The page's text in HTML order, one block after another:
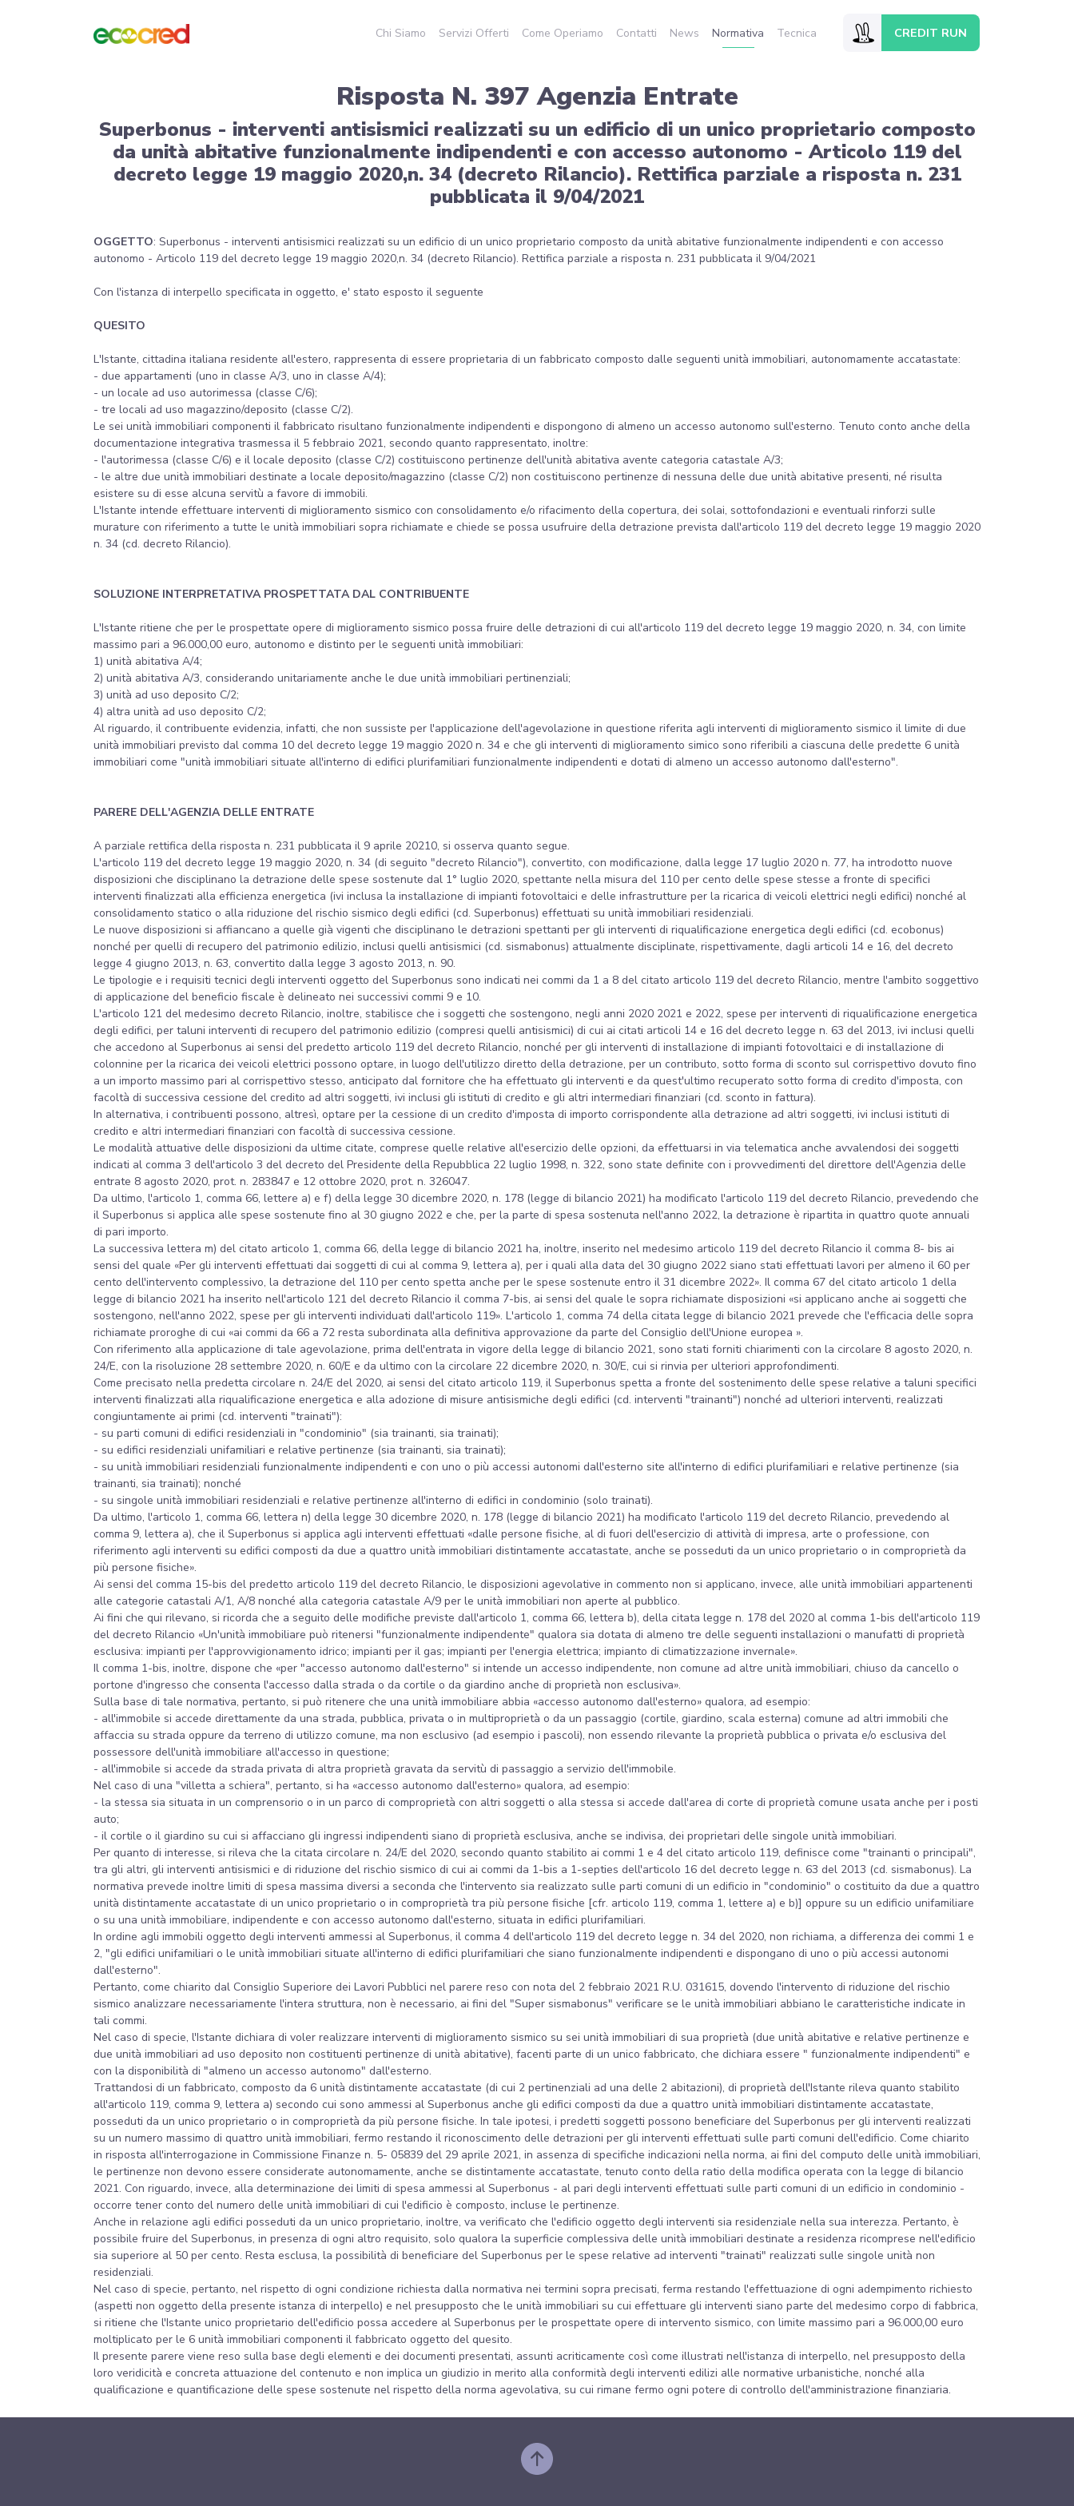
Chi Siamo Servizi Offerti Come Operiamo Contatti News Normativa Tecnica CREDIT RUN
Risposta N. 397 Agenzia Entrate
Superbonus - interventi antisismici realizzati su un edificio di un unico proprietario composto
da unità abitative funzionalmente indipendenti e con accesso autonomo - Articolo 119 del
decreto legge 19 maggio 2020,n. 34 (decreto Rilancio). Rettifica parziale a risposta n. 231
pubblicata il 9/04/2021
OGGETTO: Superbonus - interventi antisismici realizzati su un edificio di un unico proprietario composto da unità abitative funzionalmente indipendenti e con accesso
autonomo - Articolo 119 del decreto legge 19 maggio 2020,n. 34 (decreto Rilancio). Rettifica parziale a risposta n. 231 pubblicata il 9/04/2021
Con l'istanza di interpello specificata in oggetto, e' stato esposto il seguente
QUESITO
L'Istante, cittadina italiana residente all'estero, rappresenta di essere proprietaria di un fabbricato composto dalle seguenti unità immobiliari, autonomamente accatastate:
- due appartamenti (uno in classe A/3, uno in classe A/4);
- un locale ad uso autorimessa (classe C/6);
- tre locali ad uso magazzino/deposito (classe C/2).
Le sei unità immobiliari componenti il fabbricato risultano funzionalmente indipendenti e dispongono di almeno un accesso autonomo sull'esterno. Tenuto conto anche della
documentazione integrativa trasmessa il 5 febbraio 2021, secondo quanto rappresentato, inoltre:
- l'autorimessa (classe C/6) e il locale deposito (classe C/2) costituiscono pertinenze dell'unità abitativa avente categoria catastale A/3;
- le altre due unità immobiliari destinate a locale deposito/magazzino (classe C/2) non costituiscono pertinenze di nessuna delle due unità abitative presenti, né risulta
esistere su di esse alcuna servitù a favore di immobili.
L'Istante intende effettuare interventi di miglioramento sismico con consolidamento e/o rifacimento della copertura, dei solai, sottofondazioni e eventuali rinforzi sulle
murature con riferimento a tutte le unità immobiliari sopra richiamate e chiede se possa usufruire della detrazione prevista dall'articolo 119 del decreto legge 19 maggio 2020
n. 34 (cd. decreto Rilancio).
SOLUZIONE INTERPRETATIVA PROSPETTATA DAL CONTRIBUENTE
L'Istante ritiene che per le prospettate opere di miglioramento sismico possa fruire delle detrazioni di cui all'articolo 119 del decreto legge 19 maggio 2020, n. 34, con limite
massimo pari a 96.000,00 euro, autonomo e distinto per le seguenti unità immobiliari:
1) unità abitativa A/4;
2) unità abitativa A/3, considerando unitariamente anche le due unità immobiliari pertinenziali;
3) unità ad uso deposito C/2;
4) altra unità ad uso deposito C/2;
Al riguardo, il contribuente evidenzia, infatti, che non sussiste per l'applicazione dell'agevolazione in questione riferita agli interventi di miglioramento sismico il limite di due
unità immobiliari previsto dal comma 10 del decreto legge 19 maggio 2020 n. 34 e che gli interventi di miglioramento simico sono riferibili a ciascuna delle predette 6 unità
immobiliari come "unità immobiliari situate all'interno di edifici plurifamiliari funzionalmente indipendenti e dotati di almeno un accesso autonomo dall'esterno".
PARERE DELL'AGENZIA DELLE ENTRATE
A parziale rettifica della risposta n. 231 pubblicata il 9 aprile 20210, si osserva quanto segue.
L'articolo 119 del decreto legge 19 maggio 2020, n. 34 (di seguito "decreto Rilancio"), convertito, con modificazione, dalla legge 17 luglio 2020 n. 77, ha introdotto nuove
disposizioni che disciplinano la detrazione delle spese sostenute dal 1° luglio 2020, spettante nella misura del 110 per cento delle spese stesse a fronte di specifici
interventi finalizzati alla efficienza energetica (ivi inclusa la installazione di impianti fotovoltaici e delle infrastrutture per la ricarica di veicoli elettrici negli edifici) nonché al
consolidamento statico o alla riduzione del rischio sismico degli edifici (cd. Superbonus) effettuati su unità immobiliari residenziali.
Le nuove disposizioni si affiancano a quelle già vigenti che disciplinano le detrazioni spettanti per gli interventi di riqualificazione energetica degli edifici (cd. ecobonus)
nonché per quelli di recupero del patrimonio edilizio, inclusi quelli antisismici (cd. sismabonus) attualmente disciplinate, rispettivamente, dagli articoli 14 e 16, del decreto
legge 4 giugno 2013, n. 63, convertito dalla legge 3 agosto 2013, n. 90.
Le tipologie e i requisiti tecnici degli interventi oggetto del Superbonus sono indicati nei commi da 1 a 8 del citato articolo 119 del decreto Rilancio, mentre l'ambito soggettivo
di applicazione del beneficio fiscale è delineato nei successivi commi 9 e 10.
L'articolo 121 del medesimo decreto Rilancio, inoltre, stabilisce che i soggetti che sostengono, negli anni 2020 2021 e 2022, spese per interventi di riqualificazione energetica
degli edifici, per taluni interventi di recupero del patrimonio edilizio (compresi quelli antisismici) di cui ai citati articoli 14 e 16 del decreto legge n. 63 del 2013, ivi inclusi quelli
che accedono al Superbonus ai sensi del predetto articolo 119 del decreto Rilancio, nonché per gli interventi di installazione di impianti fotovoltaici e di installazione di
colonnine per la ricarica dei veicoli elettrici possono optare, in luogo dell'utilizzo diretto della detrazione, per un contributo, sotto forma di sconto sul corrispettivo dovuto fino
a un importo massimo pari al corrispettivo stesso, anticipato dal fornitore che ha effettuato gli interventi e da quest'ultimo recuperato sotto forma di credito d'imposta, con
facoltà di successiva cessione del credito ad altri soggetti, ivi inclusi gli istituti di credito e gli altri intermediari finanziari (cd. sconto in fattura).
In alternativa, i contribuenti possono, altresì, optare per la cessione di un credito d'imposta di importo corrispondente alla detrazione ad altri soggetti, ivi inclusi istituti di
credito e altri intermediari finanziari con facoltà di successiva cessione.
Le modalità attuative delle disposizioni da ultime citate, comprese quelle relative all'esercizio delle opzioni, da effettuarsi in via telematica anche avvalendosi dei soggetti
indicati al comma 3 dell'articolo 3 del decreto del Presidente della Repubblica 22 luglio 1998, n. 322, sono state definite con i provvedimenti del direttore dell'Agenzia delle
entrate 8 agosto 2020, prot. n. 283847 e 12 ottobre 2020, prot. n. 326047.
Da ultimo, l'articolo 1, comma 66, lettere a) e f) della legge 30 dicembre 2020, n. 178 (legge di bilancio 2021) ha modificato l'articolo 119 del decreto Rilancio, prevedendo che
il Superbonus si applica alle spese sostenute fino al 30 giugno 2022 e che, per la parte di spesa sostenuta nell'anno 2022, la detrazione è ripartita in quattro quote annuali
di pari importo.
La successiva lettera m) del citato articolo 1, comma 66, della legge di bilancio 2021 ha, inoltre, inserito nel medesimo articolo 119 del decreto Rilancio il comma 8- bis ai
sensi del quale «Per gli interventi effettuati dai soggetti di cui al comma 9, lettera a), per i quali alla data del 30 giugno 2022 siano stati effettuati lavori per almeno il 60 per
cento dell'intervento complessivo, la detrazione del 110 per cento spetta anche per le spese sostenute entro il 31 dicembre 2022». Il comma 67 del citato articolo 1 della
legge di bilancio 2021 ha inserito nell'articolo 121 del decreto Rilancio il comma 7-bis, ai sensi del quale le sopra richiamate disposizioni «si applicano anche ai soggetti che
sostengono, nell'anno 2022, spese per gli interventi individuati dall'articolo 119». L'articolo 1, comma 74 della citata legge di bilancio 2021 prevede che l'efficacia delle sopra
richiamate proroghe di cui «ai commi da 66 a 72 resta subordinata alla definitiva approvazione da parte del Consiglio dell'Unione europea ».
Con riferimento alla applicazione di tale agevolazione, prima dell'entrata in vigore della legge di bilancio 2021, sono stati forniti chiarimenti con la circolare 8 agosto 2020, n.
24/E, con la risoluzione 28 settembre 2020, n. 60/E e da ultimo con la circolare 22 dicembre 2020, n. 30/E, cui si rinvia per ulteriori approfondimenti.
Come precisato nella predetta circolare n. 24/E del 2020, ai sensi del citato articolo 119, il Superbonus spetta a fronte del sostenimento delle spese relative a taluni specifici
interventi finalizzati alla riqualificazione energetica e alla adozione di misure antisismiche degli edifici (cd. interventi "trainanti") nonché ad ulteriori interventi, realizzati
congiuntamente ai primi (cd. interventi "trainati"):
- su parti comuni di edifici residenziali in "condominio" (sia trainanti, sia trainati);
- su edifici residenziali unifamiliari e relative pertinenze (sia trainanti, sia trainati);
- su unità immobiliari residenziali funzionalmente indipendenti e con uno o più accessi autonomi dall'esterno site all'interno di edifici plurifamiliari e relative pertinenze (sia
trainanti, sia trainati); nonché
- su singole unità immobiliari residenziali e relative pertinenze all'interno di edifici in condominio (solo trainati).
Da ultimo, l'articolo 1, comma 66, lettera n) della legge 30 dicembre 2020, n. 178 (legge di bilancio 2021) ha modificato l'articolo 119 del decreto Rilancio, prevedendo al
comma 9, lettera a), che il Superbonus si applica agli interventi effettuati «dalle persone fisiche, al di fuori dell'esercizio di attività di impresa, arte o professione, con
riferimento agli interventi su edifici composti da due a quattro unità immobiliari distintamente accatastate, anche se posseduti da un unico proprietario o in comproprietà da
più persone fisiche».
Ai sensi del comma 15-bis del predetto articolo 119 del decreto Rilancio, le disposizioni agevolative in commento non si applicano, invece, alle unità immobiliari appartenenti
alle categorie catastali A/1, A/8 nonché alla categoria catastale A/9 per le unità immobiliari non aperte al pubblico.
Ai fini che qui rilevano, si ricorda che a seguito delle modifiche previste dall'articolo 1, comma 66, lettera b), della citata legge n. 178 del 2020 al comma 1-bis dell'articolo 119
del decreto Rilancio «Un'unità immobiliare può ritenersi "funzionalmente indipendente" qualora sia dotata di almeno tre delle seguenti installazioni o manufatti di proprietà
esclusiva: impianti per l'approvvigionamento idrico; impianti per il gas; impianti per l'energia elettrica; impianto di climatizzazione invernale».
Il comma 1-bis, inoltre, dispone che «per "accesso autonomo dall'esterno" si intende un accesso indipendente, non comune ad altre unità immobiliari, chiuso da cancello o
portone d'ingresso che consenta l'accesso dalla strada o da cortile o da giardino anche di proprietà non esclusiva».
Sulla base di tale normativa, pertanto, si può ritenere che una unità immobiliare abbia «accesso autonomo dall'esterno» qualora, ad esempio:
- all'immobile si accede direttamente da una strada, pubblica, privata o in multiproprietà o da un passaggio (cortile, giardino, scala esterna) comune ad altri immobili che
affaccia su strada oppure da terreno di utilizzo comune, ma non esclusivo (ad esempio i pascoli), non essendo rilevante la proprietà pubblica o privata e/o esclusiva del
possessore dell'unità immobiliare all'accesso in questione;
- all'immobile si accede da strada privata di altra proprietà gravata da servitù di passaggio a servizio dell'immobile.
Nel caso di una "villetta a schiera", pertanto, si ha «accesso autonomo dall'esterno» qualora, ad esempio:
- la stessa sia situata in un comprensorio o in un parco di comproprietà con altri soggetti o alla stessa si accede dall'area di corte di proprietà comune usata anche per i posti
auto;
- il cortile o il giardino su cui si affacciano gli ingressi indipendenti siano di proprietà esclusiva, anche se indivisa, dei proprietari delle singole unità immobiliari.
Per quanto di interesse, si rileva che la citata circolare n. 24/E del 2020, secondo quanto stabilito ai commi 1 e 4 del citato articolo 119, definisce come "trainanti o principali",
tra gli altri, gli interventi antisismici e di riduzione del rischio sismico di cui ai commi da 1-bis a 1-septies dell'articolo 16 del decreto legge n. 63 del 2013 (cd. sismabonus). La
normativa prevede inoltre limiti di spesa massima diversi a seconda che l'intervento sia realizzato sulle parti comuni di un edificio in "condominio" o costituito da due a quattro
unità distintamente accatastate di un unico proprietario o in comproprietà tra più persone fisiche [cfr. articolo 119, comma 1, lettere a) e b)] oppure su un edificio unifamiliare
o su una unità immobiliare, indipendente e con accesso autonomo dall'esterno, situata in edifici plurifamiliari.
In ordine agli immobili oggetto degli interventi ammessi al Superbonus, il comma 4 dell'articolo 119 del decreto legge n. 34 del 2020, non richiama, a differenza dei commi 1 e
2, "gli edifici unifamiliari o le unità immobiliari situate all'interno di edifici plurifamiliari che siano funzionalmente indipendenti e dispongano di uno o più accessi autonomi
dall'esterno".
Pertanto, come chiarito dal Consiglio Superiore dei Lavori Pubblici nel parere reso con nota del 2 febbraio 2021 R.U. 031615, dovendo l'intervento di riduzione del rischio
sismico analizzare necessariamente l'intera struttura, non è necessario, ai fini del "Super sismabonus" verificare se le unità immobiliari abbiano le caratteristiche indicate in
tali commi.
Nel caso di specie, l'Istante dichiara di voler realizzare interventi di miglioramento sismico su sei unità immobiliari di sua proprietà (due unità abitative e relative pertinenze e
due unità immobiliari ad uso deposito non costituenti pertinenze di unità abitative), facenti parte di un unico fabbricato, che dichiara essere " funzionalmente indipendenti" e
con la disponibilità di "almeno un accesso autonomo" dall'esterno.
Trattandosi di un fabbricato, composto da 6 unità distintamente accatastate (di cui 2 pertinenziali ad una delle 2 abitazioni), di proprietà dell'Istante rileva quanto stabilito
all'articolo 119, comma 9, lettera a) secondo cui sono ammessi al Superbonus anche gli edifici composti da due a quattro unità immobiliari distintamente accatastate,
posseduti da un unico proprietario o in comproprietà da più persone fisiche. In tale ipotesi, i predetti soggetti possono beneficiare del Superbonus per gli interventi realizzati
su un numero massimo di quattro unità immobiliari, fermo restando il riconoscimento delle detrazioni per gli interventi effettuati sulle parti comuni dell'edificio. Come chiarito
in risposta all'interrogazione in Commissione Finanze n. 5- 05839 del 29 aprile 2021, in assenza di specifiche indicazioni nella norma, ai fini del computo delle unità immobiliari,
le pertinenze non devono essere considerate autonomamente, anche se distintamente accatastate, tenuto conto della ratio della modifica operata con la legge di bilancio
2021. Con riguardo, invece, alla determinazione dei limiti di spesa ammessi al Superbonus - al pari degli interventi effettuati sulle parti comuni di un edificio in condominio -
occorre tener conto del numero delle unità immobiliari di cui l'edificio è composto, incluse le pertinenze.
Anche in relazione agli edifici posseduti da un unico proprietario, inoltre, va verificato che l'edificio oggetto degli interventi sia residenziale nella sua interezza. Pertanto, è
possibile fruire del Superbonus, in presenza di ogni altro requisito, solo qualora la superficie complessiva delle unità immobiliari destinate a residenza ricomprese nell'edificio
sia superiore al 50 per cento. Resta esclusa, la possibilità di beneficiare del Superbonus per le spese relative ad interventi "trainati" realizzati sulle singole unità non
residenziali.
Nel caso di specie, pertanto, nel rispetto di ogni condizione richiesta dalla normativa nei termini sopra precisati, ferma restando l'effettuazione di ogni adempimento richiesto
(aspetti non oggetto della presente istanza di interpello) e nel presupposto che le unità immobiliari su cui effettuare gli interventi siano parte del medesimo corpo di fabbrica,
si ritiene che l'Istante unico proprietario dell'edificio possa accedere al Superbonus per le prospettate opere di intervento sismico, con limite massimo pari a 96.000,00 euro
moltiplicato per le 6 unità immobiliari componenti il fabbricato oggetto del quesito.
Il presente parere viene reso sulla base degli elementi e dei documenti presentati, assunti acriticamente così come illustrati nell'istanza di interpello, nel presupposto della
loro veridicità e concreta attuazione del contenuto e non implica un giudizio in merito alla conformità degli interventi edilizi alle normative urbanistiche, nonché alla
qualificazione e quantificazione delle spese sostenute nel rispetto della norma agevolativa, su cui rimane fermo ogni potere di controllo dell'amministrazione finanziaria.